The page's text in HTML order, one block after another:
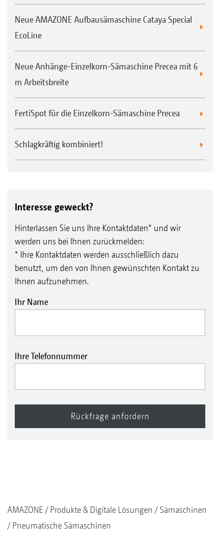
Neue AMAZONE Aufbausämaschine Cataya Special
EcoLine
Neue Anhänge-Einzelkorn-Sämaschine Precea mit 6
m Arbeitsbreite
FertiSpot für die Einzelkorn-Sämaschine Precea
Schlagkräftig kombiniert!
Interesse geweckt?
Hinterlassen Sie uns Ihre Kontaktdaten* und wir
werden uns bei Ihnen zurückmelden:
* Ihre Kontaktdaten werden ausschließlich dazu
benutzt, um den von Ihnen gewünschten Kontakt zu
Ihnen aufzunehmen.
Ihr Name
Ihre Telefonnummer
AMAZONE Produkte & Digitale Lösungen
Sämaschinen
Pneumatische Sämaschinen